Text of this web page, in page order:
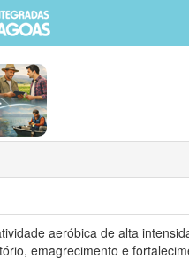
aeróbica de alta
emagrecimento e